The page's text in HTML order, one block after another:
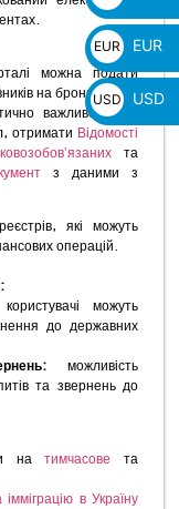
можна подати
на бронювання,
важливою для
отримати Відомості
та
з даними з
які можуть
операцій.
користувачі можуть
до державних
можливість
та звернень до
натимчасове
та
в Україну
₴
EUR
€
EUR
USD
$
USD